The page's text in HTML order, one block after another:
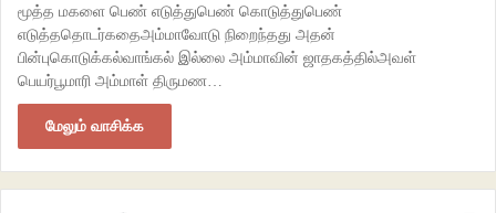
மூத்த மகளை பெண் எடுத்துபெண் கொடுத்துபெண்
எடுத்ததொடர்கதைஅம்மாவோடு நிறைந்தது அதன்
பின்புகொடுக்கல்வாங்கல் இல்லை அம்மாவின் ஜாதகத்தில்அவள்
பெயர்பூமாரி அம்மாள் திருமண…
மேலும் வாசிக்க